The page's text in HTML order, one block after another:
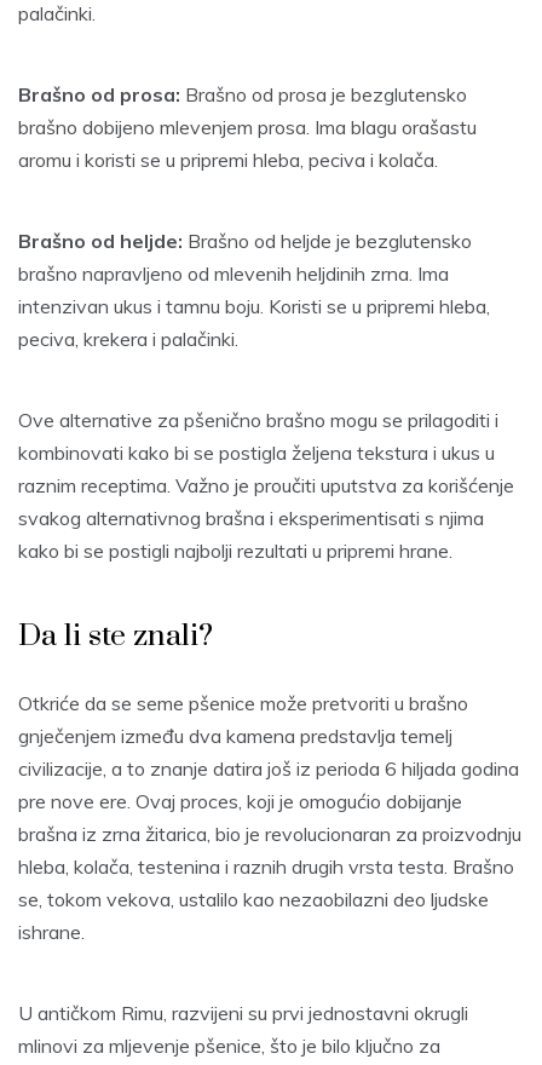
palačinki.
Brašno od prosa: Brašno od prosa je bezglutensko
brašno dobijeno mlevenjem prosa. Ima blagu orašastu
aromu i koristi se u pripremi hleba, peciva i kolača.
Brašno od heljde: Brašno od heljde je bezglutensko
brašno napravljeno od mlevenih heljdinih zrna. Ima
intenzivan ukus i tamnu boju. Koristi se u pripremi hleba,
peciva, krekera i palačinki.
Ove alternative za pšenično brašno mogu se prilagoditi i
kombinovati kako bi se postigla željena tekstura i ukus u
raznim receptima. Važno je proučiti uputstva za korišćenje
svakog alternativnog brašna i eksperimentisati s njima
kako bi se postigli najbolji rezultati u pripremi hrane.
Da li ste znali?
Otkriće da se seme pšenice može pretvoriti u brašno
gnječenjem između dva kamena predstavlja temelj
civilizacije, a to znanje datira još iz perioda 6 hiljada godina
pre nove ere. Ovaj proces, koji je omogućio dobijanje
brašna iz zrna žitarica, bio je revolucionaran za proizvodnju
hleba, kolača, testenina i raznih drugih vrsta testa. Brašno
se, tokom vekova, ustalilo kao nezaobilazni deo ljudske
ishrane.
U antičkom Rimu, razvijeni su prvi jednostavni okrugli
mlinovi za mljevenje pšenice, što je bilo ključno za